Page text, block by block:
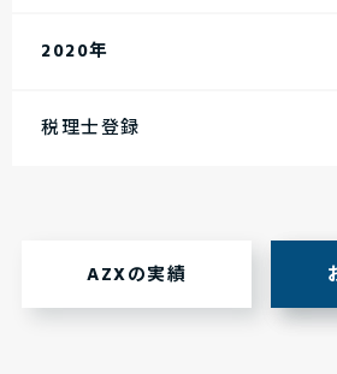
2020年
税理士登録
AZXの実績